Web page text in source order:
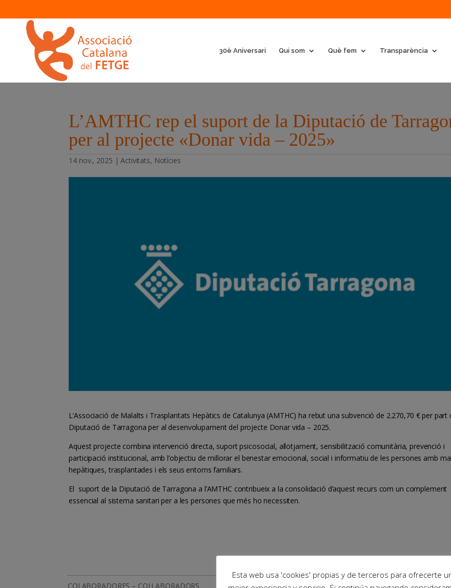
30è Aniversari Qui som Què fem Transparència
L’AMTHC rep el suport de la Diputació de
per al projecte «Donar vida – 2025»
14 nov., 2025 |Activitats, Notícies
L’Associació de Malalts i Trasplantats Hepàtics de Catalunya (AMTHC) ha rebut una subvenció de 2.270,70 € per part
Diputació de Tarragona per al desenvolupament del projecte Donar vida – 2025.
Aquest projecte combina intervenció directa, suport psicosocial, allotjament, sensibilització comunitària, prevenció i
participació institucional, amb l’objectiu de millorar el benestar emocional, social i informatiu de les persones amb
hepàtiques, trasplantades i els seus entorns familiars.
El suport de la Diputació de Tarragona a l’AMTHC contribueix a la consolidació d’aquest recurs com un complement
essencial al sistema sanitari per a les persones que més ho necessiten.
COLABORADORES – COL·LABORADORS
Esta web usa 'cookies' propias y de terceros para ofrecerte